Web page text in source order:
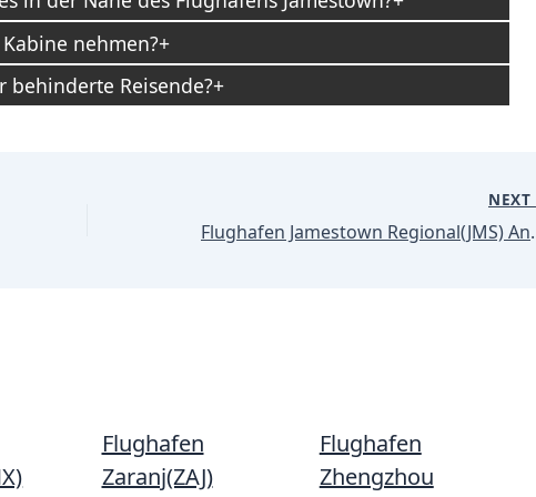
nehmen?
behinderte Reisende?
NEXT
Flughafen
Flughafen
Zaranj(ZAJ)
Flughafen
Zhengzhou